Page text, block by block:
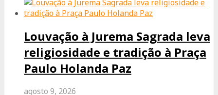
Louvação à Jurema Sagrada leva
religiosidade e tradição à Praça
Paulo Holanda Paz
agosto 9, 2026